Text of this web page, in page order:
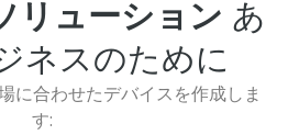
リューション あ
ネスのために
に合わせたデバイスを作成しま
す: